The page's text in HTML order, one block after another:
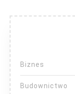
Biznes
Budownictwo